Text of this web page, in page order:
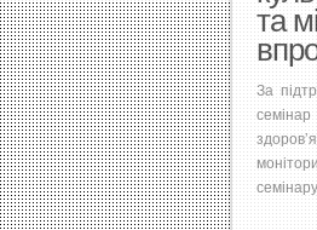
та
За
семінар